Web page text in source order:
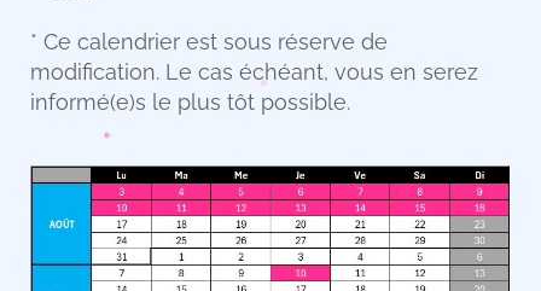
* Ce calendrier est sous réserve de
modification. Le cas échéant, vous en serez
informé(e)s le plus tôt possible.